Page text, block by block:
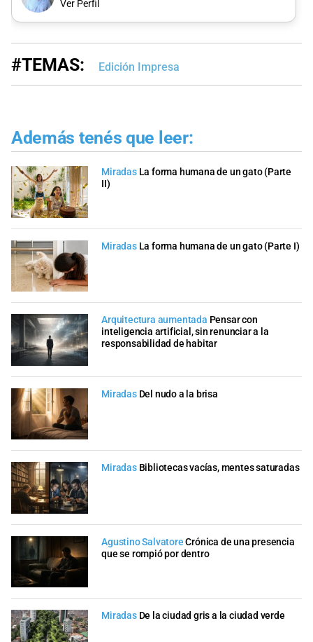
Ver Perfil
#TEMAS: Edición Impresa
Además tenés que leer:
Miradas La forma humana de un gato (Parte
II)
Miradas La forma humana de un gato (Parte I)
Arquitectura aumentada Pensar con
inteligencia artificial, sin renunciar a la
responsabilidad de habitar
Miradas Del nudo a la brisa
Miradas Bibliotecas vacías, mentes saturadas
Agustino Salvatore Crónica de una presencia
que se rompió por dentro
Miradas De la ciudad gris a la ciudad verde